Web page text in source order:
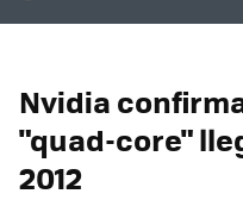
Nvidia
"quad-core"
2012